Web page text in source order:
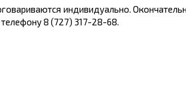
индивидуально.
телефону 8 (727) 317-28-68.